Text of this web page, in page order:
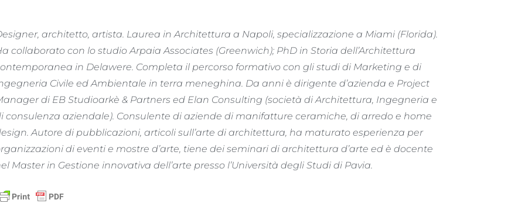
architetto, artista. Laurea in Architettura a Napoli, specializzazione a Miami (Florida).
collaborato con lo studio Arpaia Associates (Greenwich); PhD in Storia dell’Architettura
in Delawere. Completa il percorso formativo con gli studi di Marketing e di
Civile ed Ambientale in terra meneghina. Da anni è dirigente d’azienda e Project
di EB Studioarkè & Partners ed Elan Consulting (società di Architettura, Ingegneria e
consulenza aziendale). Consulente di aziende di manifatture ceramiche, di arredo e home
Autore di pubblicazioni, articoli sull’arte di architettura, ha maturato esperienza per
di eventi e mostre d’arte, tiene dei seminari di architettura d’arte ed è docente
Master in Gestione innovativa dell’arte presso l’Università degli Studi di Pavia.